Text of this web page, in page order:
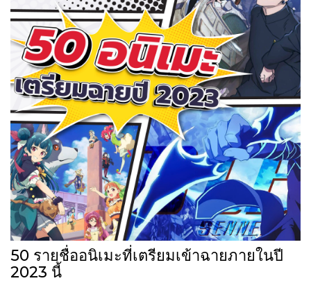
50 รายชื่ออนิเมะที่เตรียมเข้าฉายภายในปี
2023 นี้